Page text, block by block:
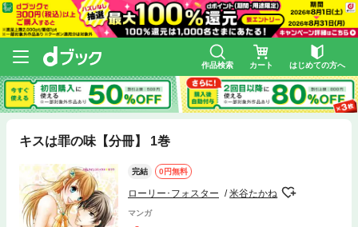
作品検索 カート はじめての方へ
キスは罪の味【分冊】 1巻
完結 0円無料
ローリー･フォスター 米谷たかね
マンガ